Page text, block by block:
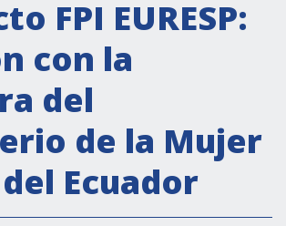
científica
Italia- América Latina y el Caribe
promoción de la igualdad de
FPI EURESP:
con la
del
de la Mujer
Ecuador